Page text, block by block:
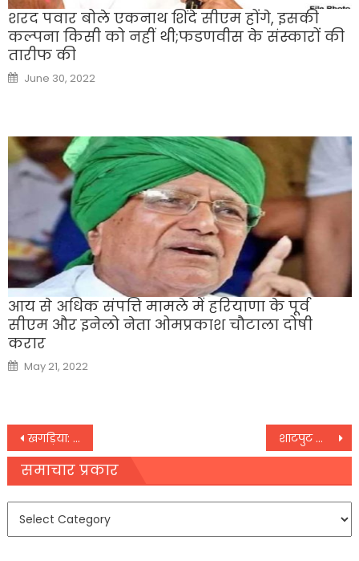
शरद पवार बोले एकनाथ शिंदे सीएम होंगे, इसकी
कल्पना किसी को नहीं थी;फडणवीस के संस्कारों की
तारीफ की
Posted
on
June 30, 2022
आय से अधिक संपत्ति मामले में हरियाणा के पूर्व
सीएम और इनेलो नेता ओमप्रकाश चौटाला दोषी
करार
Posted
on
May 21, 2022
Post
navigation
खगड़िया: अल्पसंख्यक समुदाय के प्रतिनिधियों के साथ आयोजित बैठक में टीकाकरण पर दिया गया जोर शाटपुट खिलाड़ी तेजिंदरपाल सिंह ने ओलंपिक के लिए किया क्वालीफाई
समाचार प्रकार